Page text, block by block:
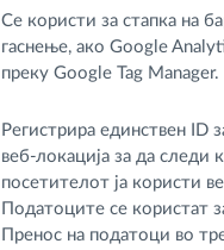
Се користи за стапка на
гаснење, ако Google
преку Google Tag Manager.
Регистрира единствен ID
веб-локација за да следи
посетителот ја користи
Податоците се користат
Пренос на податоци во